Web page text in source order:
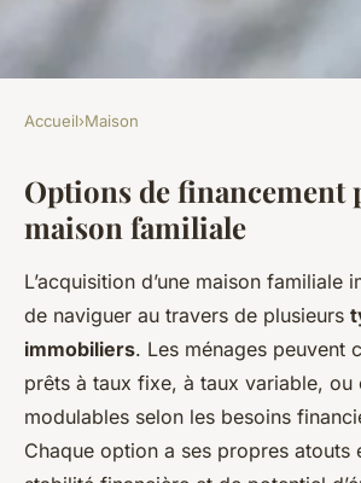
Comment financer
familiale ?
Simon•13 février 2025•5 min de lecture
Accueil›Maison
Options de financement
maison familiale
L’acquisition d’une maison familiale
de naviguer au travers de plusieurs
immobiliers. Les ménages peuvent
prêts à taux fixe, à taux variable, ou
modulables selon les besoins
Chaque option a ses propres atouts